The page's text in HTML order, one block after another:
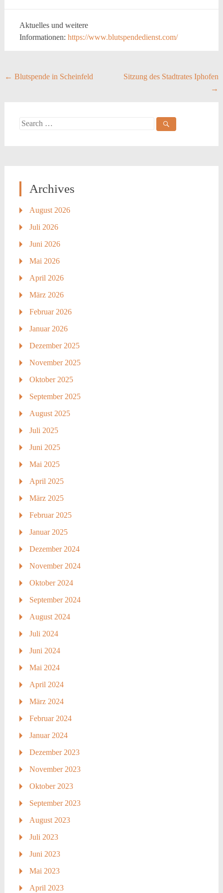
Aktuelles und weitere
Informationen: https://www.blutspendedienst.com/
Post
← Blutspende in Scheinfeld
Sitzung des Stadtrates Iphofen
→
Search
Archives
August 2026
Juli 2026
Juni 2026
Mai 2026
April 2026
März 2026
Februar 2026
Januar 2026
Dezember 2025
November 2025
Oktober 2025
September 2025
August 2025
Juli 2025
Juni 2025
Mai 2025
April 2025
März 2025
Februar 2025
Januar 2025
Dezember 2024
November 2024
Oktober 2024
September 2024
August 2024
Juli 2024
Juni 2024
Mai 2024
April 2024
März 2024
Februar 2024
Januar 2024
Dezember 2023
November 2023
Oktober 2023
September 2023
August 2023
Juli 2023
Juni 2023
Mai 2023
April 2023